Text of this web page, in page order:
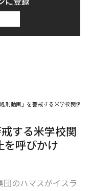
刑動画」を警戒する米学校関係
する米学校関
呼びかけ
のハマスがイスラ